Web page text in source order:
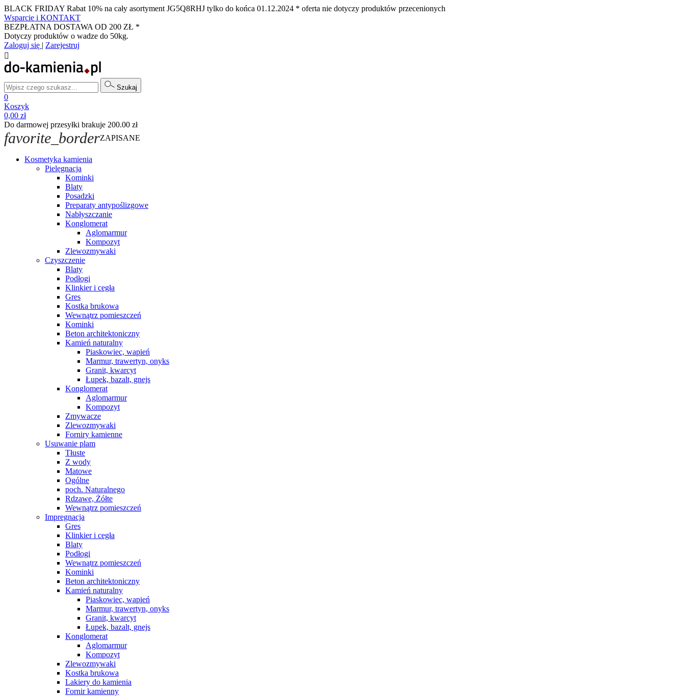
BLACK FRIDAY Rabat 10% na cały asortyment JG5Q8RHJ tylko do końca 01.12.2024 * oferta nie dotyczy produktów przecenionych
Wsparcie i KONTAKT
BEZPŁATNA DOSTAWA OD 200 ZŁ *
Dotyczy produktów o wadze do 50kg.
Zaloguj się | Zarejestruj

Szukaj
0
Koszyk
0,00 zł
Do darmowej przesyłki brakuje 200.00 zł
favorite_borderZAPISANE
Kosmetyka kamienia
Pielęgnacja
Kominki
Blaty
Posadzki
Preparaty antypoślizgowe
Nabłyszczanie
Konglomerat
Aglomarmur
Kompozyt
Zlewozmywaki
Czyszczenie
Blaty
Podłogi
Klinkier i cegła
Gres
Kostka brukowa
Wewnątrz pomieszczeń
Kominki
Beton architektoniczny
Kamień naturalny
Piaskowiec, wapień
Marmur, trawertyn, onyks
Granit, kwarcyt
Łupek, bazalt, gnejs
Konglomerat
Aglomarmur
Kompozyt
Zmywacze
Zlewozmywaki
Forniry kamienne
Usuwanie plam
Tłuste
Z wody
Matowe
Ogólne
poch. Naturalnego
Rdzawe, Żółte
Wewnątrz pomieszczeń
Impregnacja
Gres
Klinkier i cegła
Blaty
Podłogi
Wewnątrz pomieszczeń
Kominki
Beton architektoniczny
Kamień naturalny
Piaskowiec, wapień
Marmur, trawertyn, onyks
Granit, kwarcyt
Łupek, bazalt, gnejs
Konglomerat
Aglomarmur
Kompozyt
Zlewozmywaki
Kostka brukowa
Lakiery do kamienia
Fornir kamienny